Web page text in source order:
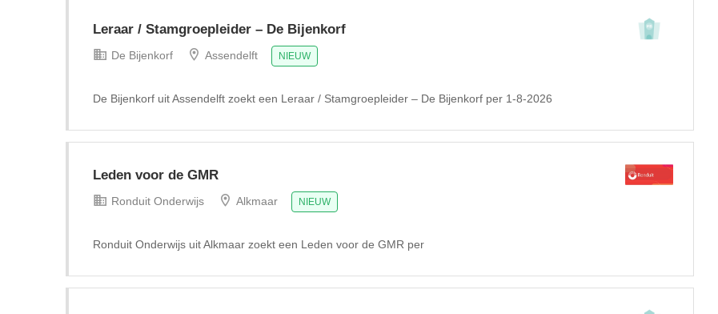
Leraar / Stamgroepleider – De Bijenkorf
De Bijenkorf Assendelft NIEUW
De Bijenkorf uit Assendelft zoekt een Leraar / Stamgroepleider – De Bijenkorf per 1-8-2026
Leden voor de GMR
Ronduit Onderwijs Alkmaar NIEUW
Ronduit Onderwijs uit Alkmaar zoekt een Leden voor de GMR per